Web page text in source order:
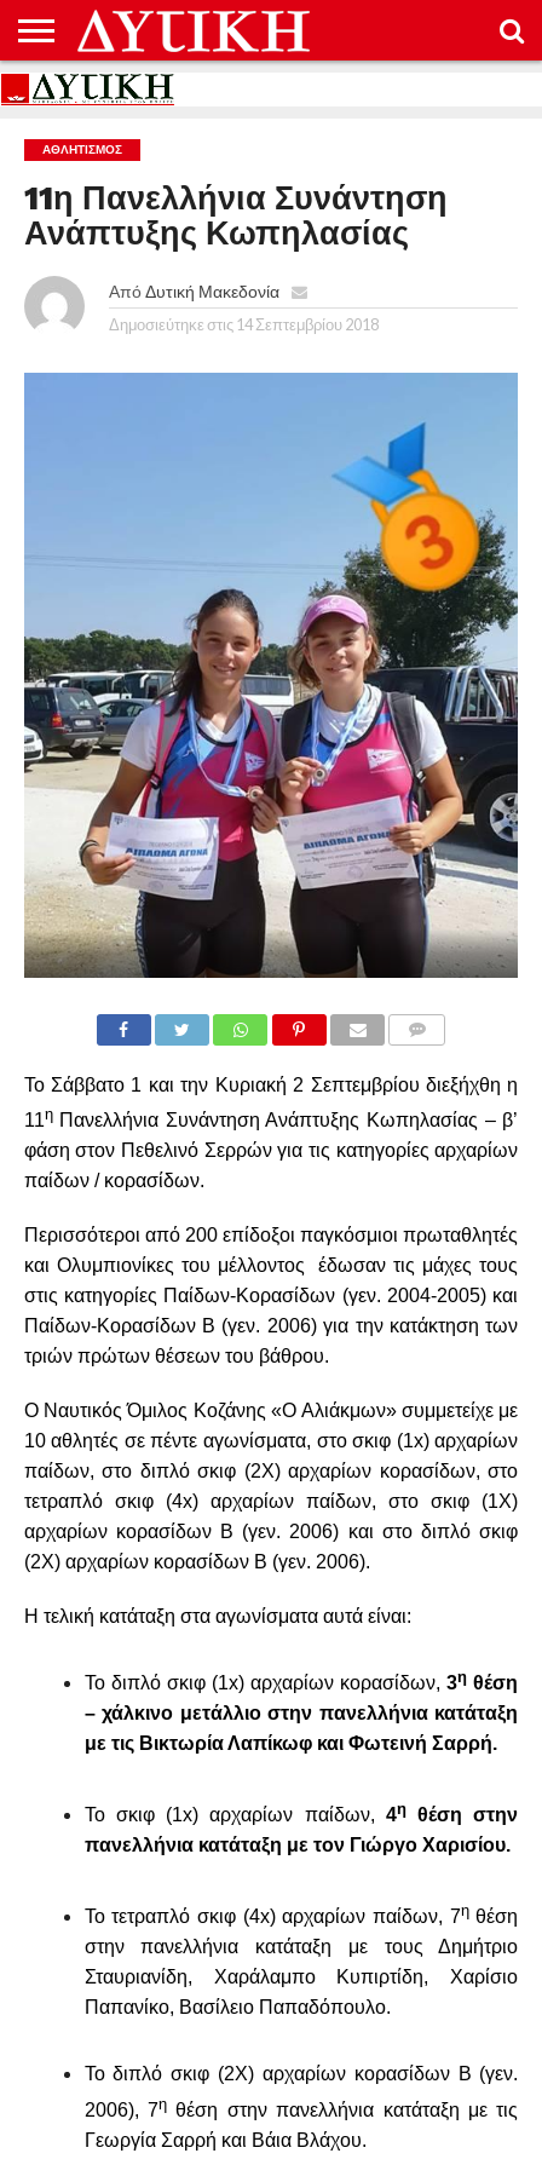
ΑΡΧΙΚΉ
ΕΠΙΚΟΙΝΩΝΊΑ
ΌΡΟΙ
ΠΡΟΣΤΑΣΊΑ
ΔΕΔΟΜΈΝΩΝ
ΑΘΛΗΤΙΣΜΌΣ
11η Πανελλήνια Συνάντηση
Ανάπτυξης Κωπηλασίας
Από Δυτική Μακεδονία
Δημοσιεύτηκε στις 14 Σεπτεμβρίου 2018
Το Σάββατο 1 και την Κυριακή 2 Σεπτεμβρίου διεξήχθη η
11ηΠανελλήνια Συνάντηση Ανάπτυξης Κωπηλασίας – β’
φάση στον Πεθελινό Σερρών για τις κατηγορίες αρχαρίων
παίδων / κορασίδων.
Περισσότεροι από 200 επίδοξοι παγκόσμιοι πρωταθλητές
και Ολυμπιονίκες του μέλλοντος έδωσαν τις μάχες τους
στις κατηγορίες Παίδων-Κορασίδων (γεν. 2004-2005) και
Παίδων-Κορασίδων Β (γεν. 2006) για την κατάκτηση των
τριών πρώτων θέσεων του βάθρου.
Ο Ναυτικός Όμιλος Κοζάνης «Ο Αλιάκμων» συμμετείχε με
10 αθλητές σε πέντε αγωνίσματα, στο σκιφ (1x) αρχαρίων
παίδων, στο διπλό σκιφ (2Χ) αρχαρίων κορασίδων, στο
τετραπλό σκιφ (4x) αρχαρίων παίδων, στο σκιφ (1Χ)
αρχαρίων κορασίδων Β (γεν. 2006) και στο διπλό σκιφ
(2Χ) αρχαρίων κορασίδων Β (γεν. 2006).
Η τελική κατάταξη στα αγωνίσματα αυτά είναι:
Το διπλό σκιφ (1x) αρχαρίων κορασίδων,3η θέση
– χάλκινο μετάλλιο στην πανελλήνια κατάταξη
με τις Βικτωρία Λαπίκωφ και Φωτεινή Σαρρή.
Το σκιφ (1x) αρχαρίων παίδων, 4ηθέση
στην
πανελλήνια κατάταξη με τον Γιώργο Χαρισίου.
Το τετραπλό σκιφ (4x) αρχαρίων παίδων, 7ηθέση
στην πανελλήνια κατάταξη με τους Δημήτριο
Σταυριανίδη, Χαράλαμπο Κυπιρτίδη, Χαρίσιο
Παπανίκο, Βασίλειο Παπαδόπουλο.
Το διπλό σκιφ (2Χ) αρχαρίων κορασίδων Β (γεν.
2006), 7ηθέση στην πανελλήνια κατάταξη με τις
Γεωργία Σαρρή και Βάια Βλάχου.